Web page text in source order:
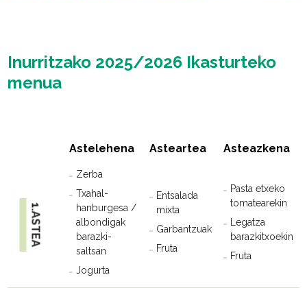
Inurritzako 2025/2026 Ikasturteko
menua
Astelehena Asteartea Asteazkena
1.ASTEA
Zerba
Txahal-
hanburgesa /
albondigak
barazki-
saltsan
Jogurta
Entsalada
mixta
Garbantzuak
Fruta
Pasta etxeko
tomatearekin
Legatza
barazkitxoekin
Fruta